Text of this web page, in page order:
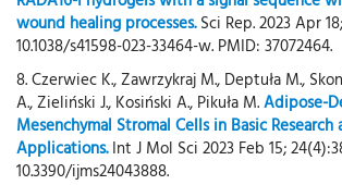
wound healing processes. Sci Rep. 2023 Apr
10.1038/s41598-023-33464-w. PMID: 37072464.
8. Czerwiec K., Zawrzykraj M., Deptuła M.,
A., Zieliński J., Kosiński A., Pikuła M.Adipose-
Mesenchymal Stromal Cells in Basic Research
Applications. Int J Mol Sci 2023 Feb 15;
10.3390/ijms24043888.